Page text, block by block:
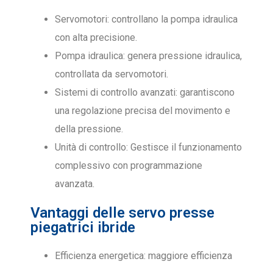
Servomotori: controllano la pompa idraulica
con alta precisione.
Pompa idraulica: genera pressione idraulica,
controllata da servomotori.
Sistemi di controllo avanzati: garantiscono
una regolazione precisa del movimento e
della pressione.
Unità di controllo: Gestisce il funzionamento
complessivo con programmazione
avanzata.
Vantaggi delle servo presse
piegatrici ibride
Efficienza energetica: maggiore efficienza